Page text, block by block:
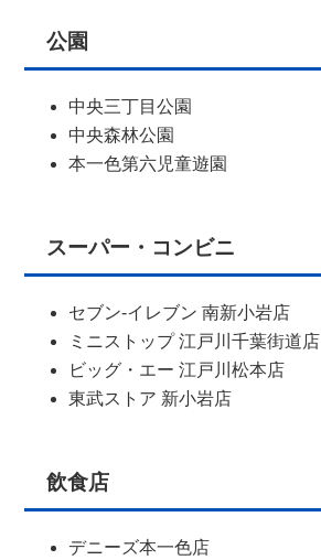
公園
中央三丁目公園
中央森林公園
本一色第六児童遊園
スーパー・コンビニ
セブン-イレブン 南新小岩店
ミニストップ 江戸川千葉街道店
ビッグ・エー 江戸川松本店
東武ストア 新小岩店
飲食店
デニーズ本一色店